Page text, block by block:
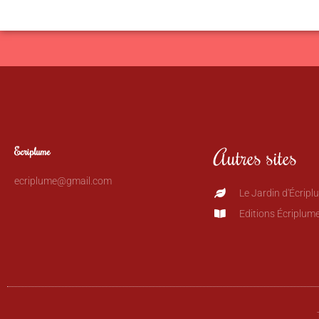
Ecriplume
ecriplume@gmail.com
Autres sites
Le Jardin
Editions